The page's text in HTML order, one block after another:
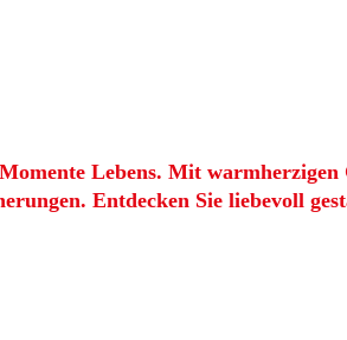
Lebens. Mit warmherzigen
Entdecken Sie liebevoll